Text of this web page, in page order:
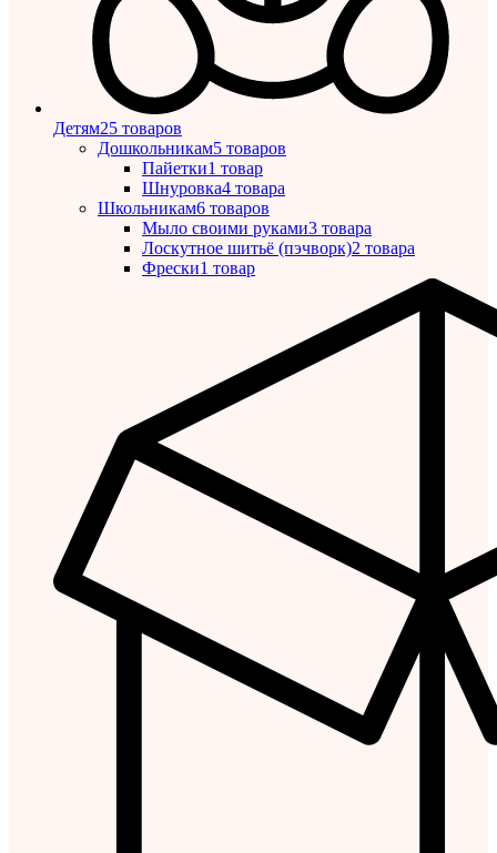
Детям25 товаров
Дошкольникам5 товаров
Пайетки1 товар
Шнуровка4 товара
Школьникам6 товаров
Мыло своими руками3 товара
Лоскутное шитьё (пэчворк)2 товара
Фрески1 товар